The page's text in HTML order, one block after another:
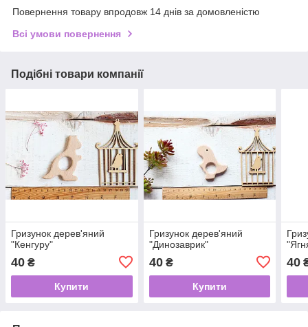
Повернення товару впродовж 14 днів за домовленістю
Всі умови повернення
Подібні товари компанії
Гризунок дерев'яний
"Кенгуру"
40 ₴
Купити
Гризунок дерев'яний
"Динозаврик"
40₴
Купити
40